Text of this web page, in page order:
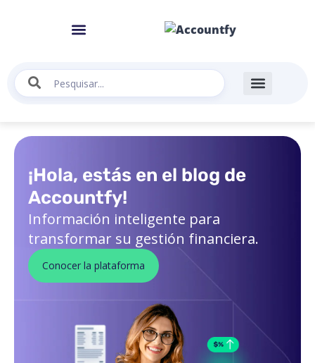
¡Hola, estás en el blog de
Accountfy!
Información inteligente para
transformar su gestión financiera.
Conocer la plataforma